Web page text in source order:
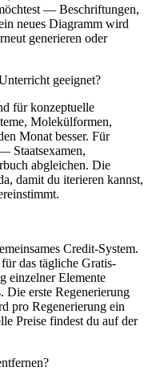
— Beschriftungen,
neues Diagramm wird
generieren oder
geeignet?
für konzeptuelle
Molekülformen,
Monat besser. Für
Staatsexamen,
abgleichen. Die
damit du iterieren kannst,
Credit-System.
das tägliche Gratis-
einzelner Elemente
Die erste Regenerierung
pro Regenerierung ein
Preise findest du auf der